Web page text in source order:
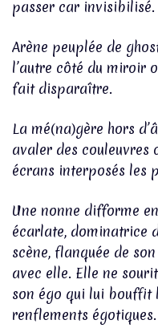
passer car invisibilisé.
Arène peuplée de
l’autre côté du miroir
fait disparaître.
La mé(na)gère hors
avaler des
écrans interposés les
Une nonne difforme
écarlate, dominatrice
scène, flanquée de
avec elle. Elle ne
son égo qui lui bouffit
renflements égotiques.